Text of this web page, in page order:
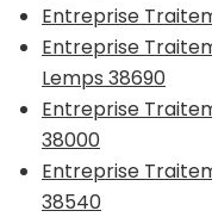
Entreprise
Entreprise
Lemps 38690
Entreprise
38000
Entreprise
38540